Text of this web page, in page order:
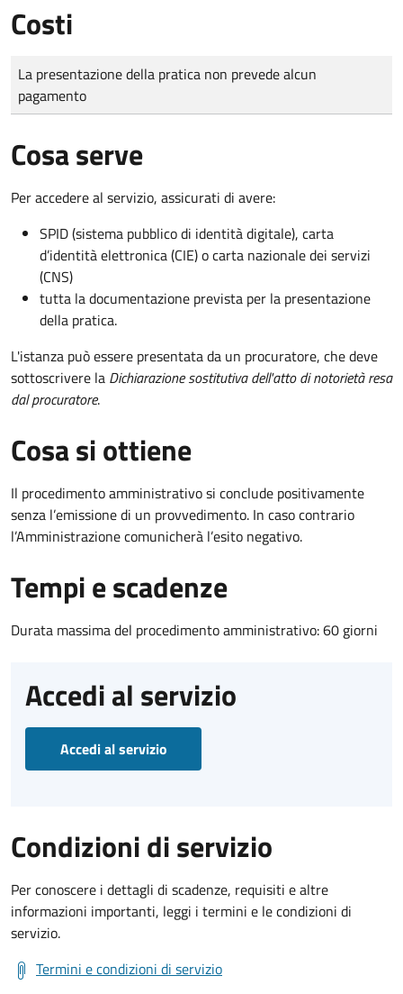
Costi
Tipo di pagamento
Importo
La presentazione della pratica non prevede alcun
pagamento
Cosa serve
Per accedere al servizio, assicurati di avere:
SPID (sistema pubblico di identità digitale), carta
d’identità elettronica (CIE) o carta nazionale dei servizi
(CNS)
tutta la documentazione prevista per la presentazione
della pratica.
L'istanza può essere presentata da un procuratore, che deve
sottoscrivere la Dichiarazione sostitutiva dell'atto di notorietà resa
dal procuratore.
Cosa si ottiene
Il procedimento amministrativo si conclude positivamente
senza l’emissione di un provvedimento. In caso contrario
l’Amministrazione comunicherà l’esito negativo.
Tempi e scadenze
Durata massima del procedimento amministrativo: 60 giorni
Accedi al servizio
Accedi al servizio
Condizioni di servizio
Per conoscere i dettagli di scadenze, requisiti e altre
informazioni importanti, leggi i termini e le condizioni di
servizio.
Termini e condizioni di servizio